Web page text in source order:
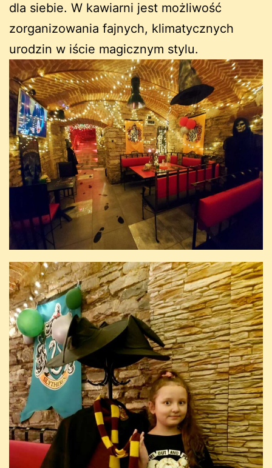
dla siebie. W kawiarni jest możliwość
zorganizowania fajnych, klimatycznych
urodzin w iście magicznym stylu.